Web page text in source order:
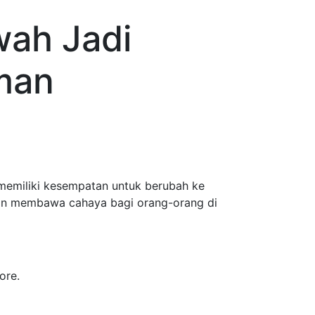
Jadi
kesempatan untuk berubah ke
membawa cahaya bagi orang-orang di